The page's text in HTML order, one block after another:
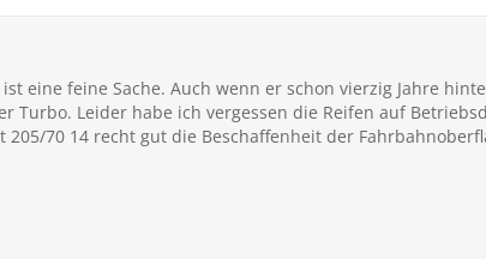
eine feine Sache. Auch wenn er schon vierzig Jahre
Turbo. Leider habe ich vergessen die Reifen auf
70 14 recht gut die Beschaffenheit der